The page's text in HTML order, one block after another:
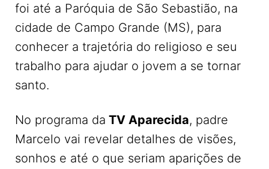
foi até a Paróquia de São Sebastião, na
cidade de Campo Grande (MS), para
conhecer a trajetória do religioso e seu
trabalho para ajudar o jovem a se tornar
santo.
No programa da TV Aparecida, padre
Marcelo vai revelar detalhes de visões,
sonhos e até o que seriam aparições de